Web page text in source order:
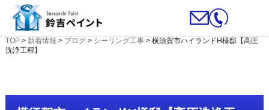
TOP> 新着情報 > ブログ> シーリング工事> 横須賀市ハイランドH様邸【高圧
洗浄工程】